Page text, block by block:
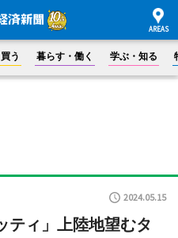
買う 暮らす・働く 学ぶ・知る
2024.05.15
ティ」上陸地望むタ